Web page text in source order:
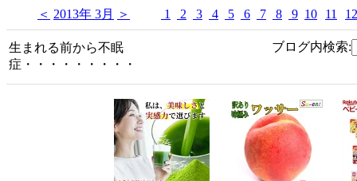
＜ 2013年 3月 ＞ 1 2 3 4 5 6 7 8 9 10 11 12
生まれる前から不眠
症・・・・・・・・・
ブログ内検索: